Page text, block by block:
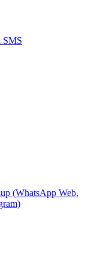
SMS
(WhatsApp Web,